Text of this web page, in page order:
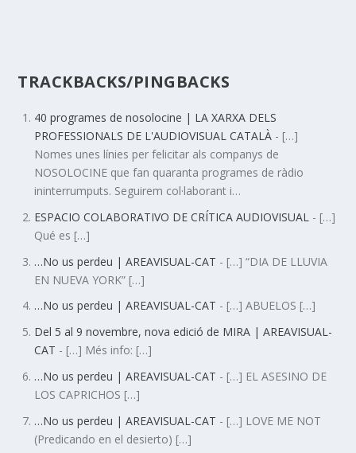
TRACKBACKS/PINGBACKS
40 programes de nosolocine | LA XARXA DELS
PROFESSIONALS DE L'AUDIOVISUAL CATALÀ - […]
Nomes unes línies per felicitar als companys de
NOSOLOCINE que fan quaranta programes de ràdio
ininterrumputs. Seguirem col·laborant i…
ESPACIO COLABORATIVO DE CRÍTICA AUDIOVISUAL - […]
Qué es […]
…No us perdeu | AREAVISUAL-CAT - […] “DIA DE LLUVIA
EN NUEVA YORK” […]
…No us perdeu | AREAVISUAL-CAT - […] ABUELOS […]
Del 5 al 9 novembre, nova edició de MIRA | AREAVISUAL-
CAT - […] Més info: […]
…No us perdeu | AREAVISUAL-CAT - […] EL ASESINO DE
LOS CAPRICHOS […]
…No us perdeu | AREAVISUAL-CAT - […] LOVE ME NOT
(Predicando en el desierto) […]